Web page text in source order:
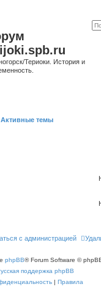
Териоки. История и
Активные темы
с администрацией
phpBB® Forum Software ©
поддержка phpBB
| Правила